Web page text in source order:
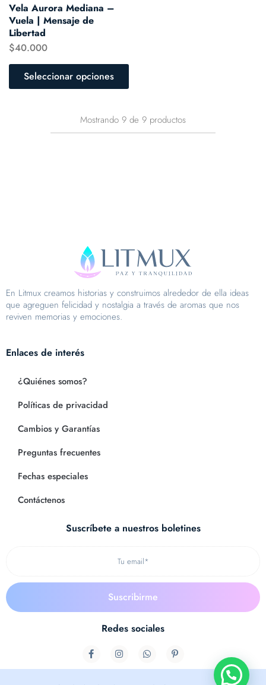
Vela Aurora Mediana –
Vuela | Mensaje de
Libertad
$40.000
Seleccionar opciones
Mostrando 9 de 9 productos
En Litmux creamos historias y construimos alrededor de ella ideas
que agreguen felicidad y nostalgia a través de aromas que nos
reviven memorias y emociones.
Enlaces de interés
¿Quiénes somos?
Políticas de privacidad
Cambios y Garantías
Preguntas frecuentes
Fechas especiales
Contáctenos
Suscríbete a nuestros boletines
Redes sociales